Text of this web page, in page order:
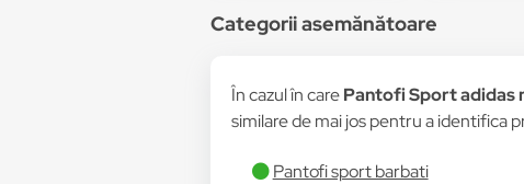
Categorii asemănătoare
În cazul în carePantofi Sport adidas
similare de mai jos pentru a identifica
Pantofi sport barbati